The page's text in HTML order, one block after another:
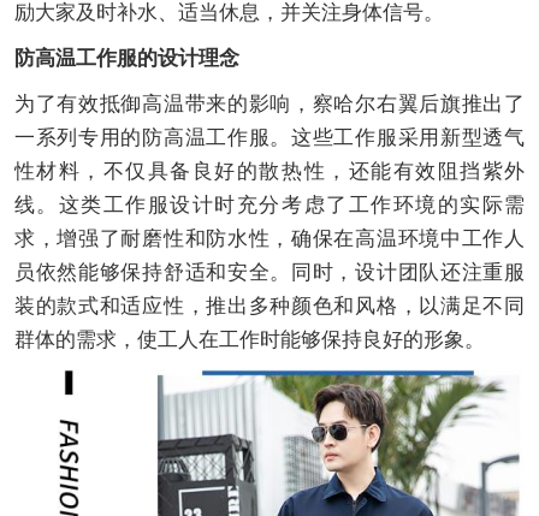
励大家及时补水、适当休息，并关注身体信号。
防高温工作服的设计理念
为了有效抵御高温带来的影响，察哈尔右翼后旗推出了
一系列专用的防高温工作服。这些工作服采用新型透气
性材料，不仅具备良好的散热性，还能有效阻挡紫外
线。这类工作服设计时充分考虑了工作环境的实际需
求，增强了耐磨性和防水性，确保在高温环境中工作人
员依然能够保持舒适和安全。同时，设计团队还注重服
装的款式和适应性，推出多种颜色和风格，以满足不同
群体的需求，使工人在工作时能够保持良好的形象。